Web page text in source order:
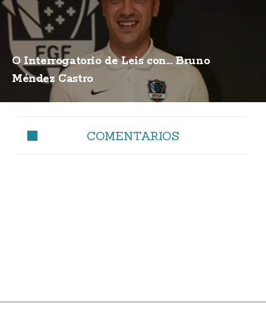
O Interrogatorio de Leis con... Bruno
Méndez Castro
COMENTARIOS